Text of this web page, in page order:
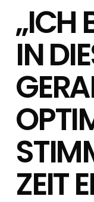
„ICH
IN
ZEIT